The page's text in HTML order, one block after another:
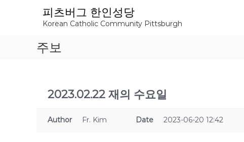
피츠버그 한인성당
Korean Catholic Community Pittsburgh
주보
2023.02.22 재의 수요일
Author Fr. Kim Date 2023-06-20 12:42